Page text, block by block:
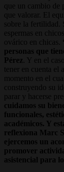
que un cambio de
que valorar. El
sobre la fertilidad.
espermas en
ovárico en chicas.
personas que
Pérez . Y en el
tener en cuenta el
momento en el
construyendo su
parar y hacerse
cuidamos su
funcionales,
académicos. Y
reflexiona Marc
ejercemos un
promover
asistencial para